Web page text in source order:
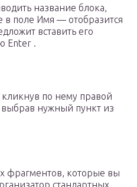
название блока,
в поле Имя — отобразится
вставить его
Enter .
по нему правой
нужный пункт из
фрагментов, которые вы
стандартных